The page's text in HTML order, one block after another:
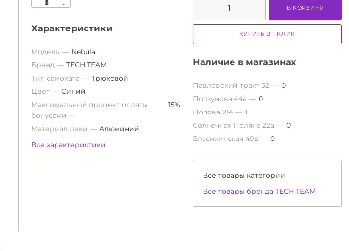
Характеристики
Модель
Nebula
Бренд
TECH TEAM
Тип самоката
Трюковой
Цвет
Синий
Максимальный процент оплаты
бонусами
15%
Материал деки
Алюминий
Все характеристики
В КОРЗИНУ
КУПИТЬ В 1 КЛИК
Наличие в магазинах
Павловский тракт 52
0
Ползунова 44а
0
Попова 214
1
Солнечная Поляна 22а
0
Власихинская 49в
0
Все товары категории
Все товары бренда TECH TEAM